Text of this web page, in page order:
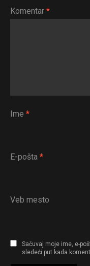
Komentar *
Ime *
E-pošta *
Veb mesto
Sačuvaj moje ime, e-
sledeći put kada